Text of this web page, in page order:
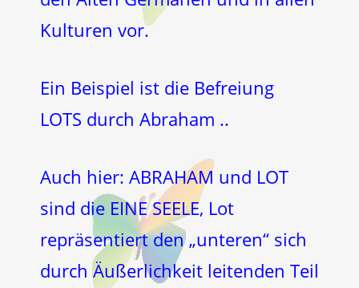
Kulturen vor.
Ein Beispiel ist die Befreiung
LOTS durch Abraham ..
Auch hier: ABRAHAM und LOT
sind die EINE SEELE, Lot
repräsentiert den „unteren“ sich
durch Äußerlichkeit leitenden Teil